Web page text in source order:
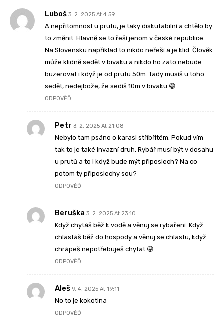
Luboš 3. 2. 2025 At 4:59
A nepřítomnost u prutu, je taky diskutabilní a chtělo by
to změnit. Hlavně se to řeší jenom v české republice.
Na Slovensku například to nikdo neřeší a je klid. Člověk
může klidně sedět v bivaku a nikdo ho zato nebude
buzerovat i když je od prutu 50m. Tady musíš u toho
sedět, nedejbože, že sedíš 10m v bivaku 😁
ODPOVĚĎ
Petr 3. 2. 2025 At 21:08
Nebylo tam psáno o karasi stříbřitém. Pokud vím
tak to je také invazní druh. Rybář musí být v dosahu
u prutů a to i když bude mýt připoslech? Na co
potom ty připoslechy sou?
ODPOVĚĎ
Beruška 3. 2. 2025 At 23:10
Když chytáš běž k vodě a věnuj se rybaření. Když
chlastáš běž do hospody a věnuj se chlastu, když
chrápeš nepotřebuješ chytat 😜
ODPOVĚĎ
Aleš 9. 4. 2025 At 19:11
No to je kokotina
ODPOVĚĎ